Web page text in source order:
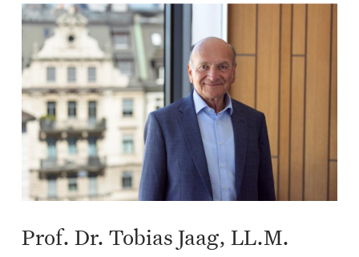
Prof. Dr. Tobias Jaag, LL.M.